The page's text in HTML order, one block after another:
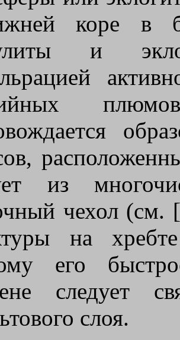
коре в
и
из
чехол (см. [
на
его
следует
слоя.